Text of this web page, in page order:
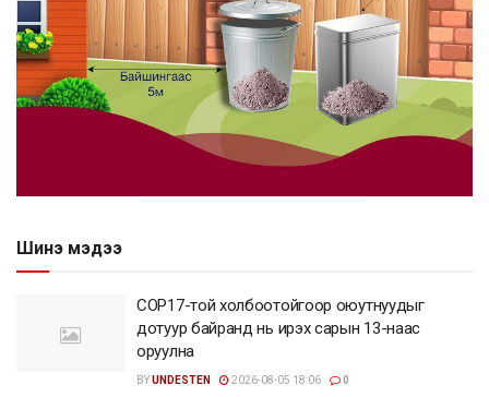
Шинэ мэдээ
COP17-той холбоотойгоор оюутнуудыг
дотуур байранд нь ирэх сарын 13-наас
оруулна
BYUNDESTEN 2026-08-05 18:06 0